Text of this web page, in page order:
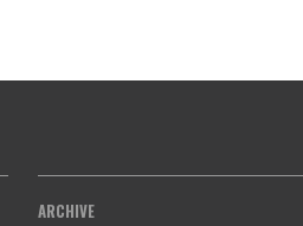
ARCHIVE